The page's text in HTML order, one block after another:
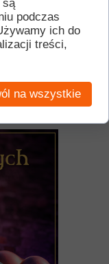
🐥🐥
są
podczas
ich do
treści,
na wszystkie